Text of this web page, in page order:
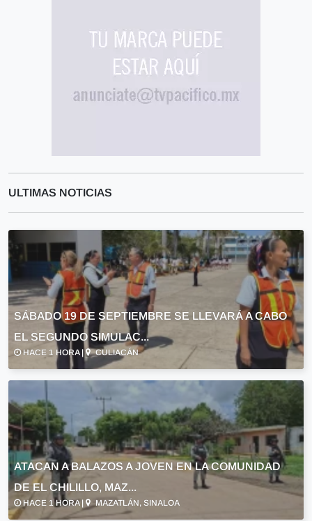
ULTIMAS NOTICIAS
SÁBADO 19 DE SEPTIEMBRE SE LLEVARÁ A CABO
EL SEGUNDO SIMULAC...
HACE 1 HORA | CULIACÁN
ATACAN A BALAZOS A JOVEN EN LA COMUNIDAD
DE EL CHILILLO, MAZ...
HACE 1 HORA | MAZATLÁN, SINALOA